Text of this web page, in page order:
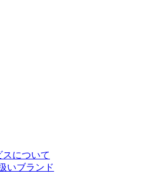
スについて
いブランド